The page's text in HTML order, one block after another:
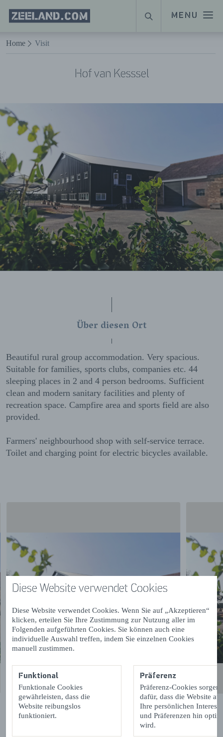
Diese Website verwendet Cookies
Diese Website verwendet Cookies. Wenn Sie auf „Akzeptieren“
klicken, erteilen Sie Ihre Zustimmung zur Nutzung aller im
Folgenden aufgeführten Cookies. Sie können auch eine
individuelle Auswahl treffen, indem Sie einzelnen Cookies
manuell zustimmen.
Funktional
Funktionale Cookies
gewährleisten, dass die
Website reibungslos
funktioniert.
Präferenz
Präferenz-Cookies sorgen
dafür, dass die Website auf
Ihre persönlichen
und Präferenzen hin
wird.
Naar hoofdinhoud
MENU
Homepage
Zeeland.com
SUCHE
Home Visit
Hof van Kesssel
Über diesen Ort
Beautiful rural group accommodation. Very spacious.
Suitable for families, sports clubs, companies etc. 44
sleeping places in 2 and 4 person bedrooms. Sufficient
clean and modern sanitary facilities and plenty of
recreation space. Campfire area and sports field are also
provided.
Farmers' neighbourhood shop with self-service terrace.
Toilet and charging point for electric bicycles available.